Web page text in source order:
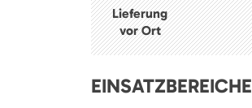
Lieferung
vor Ort
EINSATZBEREICHE